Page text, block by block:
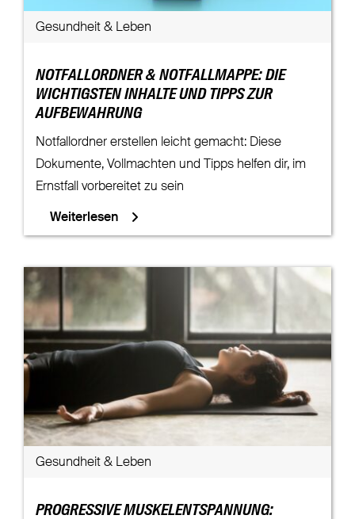
Gesundheit & Leben
NOTFALLORDNER & NOTFALLMAPPE: DIE
WICHTIGSTEN INHALTE UND TIPPS ZUR
AUFBEWAHRUNG
Notfallordner erstellen leicht gemacht: Diese
Dokumente, Vollmachten und Tipps helfen dir, im
Ernstfall vorbereitet zu sein
Weiterlesen
Gesundheit & Leben
PROGRESSIVE MUSKELENTSPANNUNG: